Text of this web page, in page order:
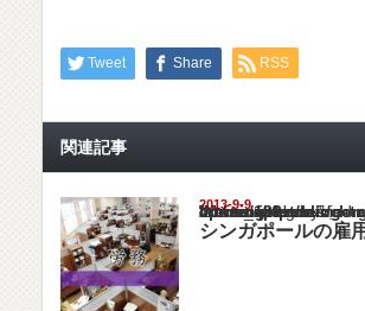
Tweet Share RSS
関連記事
2013-9-9
Warning
: Undefined array key "show_category" in
/home/netst/kuno-cpa.co.jp/public_html/
on line183
シンガポールの雇